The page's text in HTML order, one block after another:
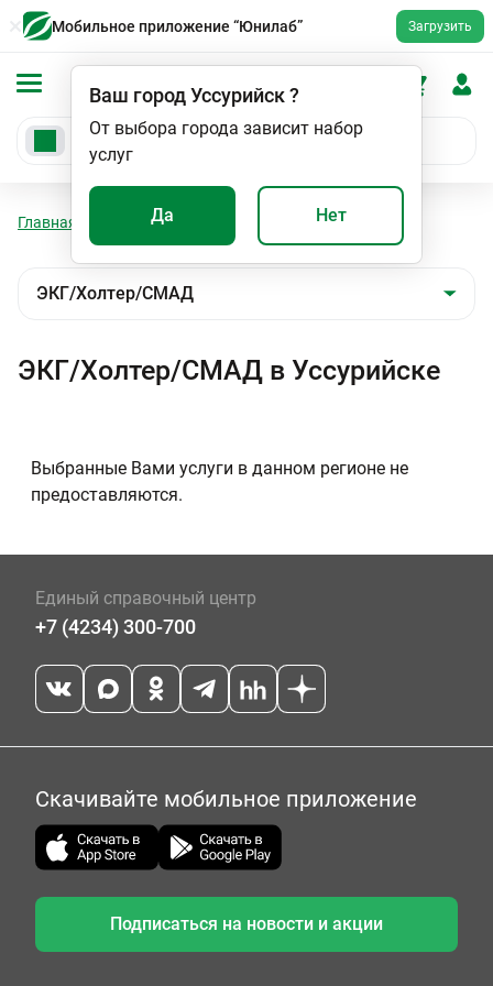
Мобильное приложение “Юнилаб” Загрузить
Ваш городУссурийск?
От выбора города зависит набор
услуг
Да Нет
Главная Мед. услуги ЭКГ/Холтер/СМАД
ЭКГ/Холтер/СМАД в Уссурийске
Выбранные Вами услуги в данном регионе не
предоставляются.
Единый справочный центр
+7 (4234) 300-700
Скачивайте мобильное приложение
Подписаться на новости и акции